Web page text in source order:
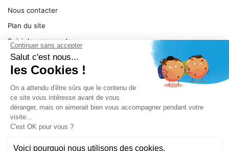
Nous contacter
Plan du site
Suivi de commande
Ma facture
Mentions légales
Conditions générales
SERVICE
Pièces détachées